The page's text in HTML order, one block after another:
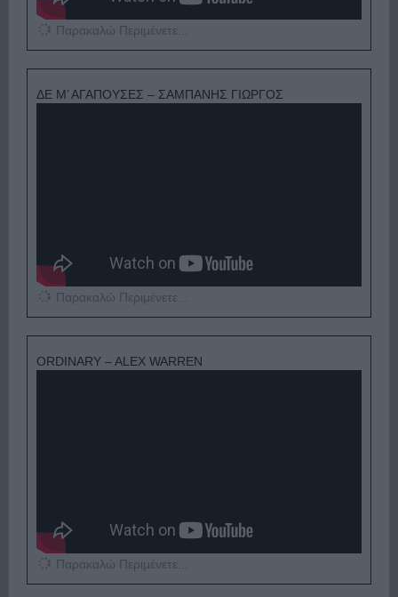
Παρακαλώ Περιμένετε...
ΔΕ Μ’ ΑΓΑΠΟΥΣΕΣ – ΣΑΜΠΑΝΗΣ ΓΙΩΡΓΟΣ
Παρακαλώ Περιμένετε...
ORDINARY – ALEX WARREN
Παρακαλώ Περιμένετε...